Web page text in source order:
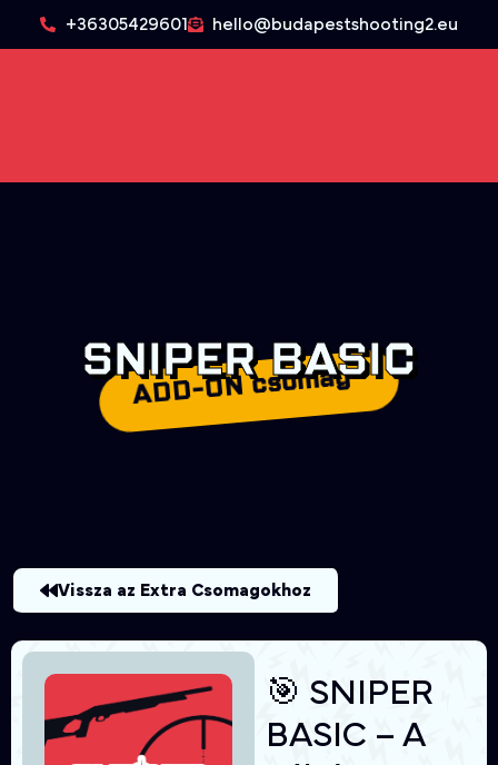
+36305429601 hello@budapestshooting2.eu
SNIPER BASIC
ADD-ON csomag
Vissza az Extra Csomagokhoz
🎯 SNIPER
BASIC – A